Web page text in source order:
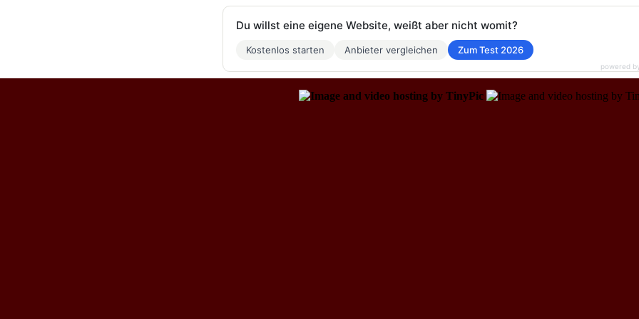
Du willst eine eigene Website, weißt aber nicht womit?
Kostenlos starten Anbieter vergleichen Zum Test 2026
powered